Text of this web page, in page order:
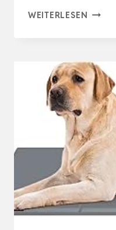
WEITERLESEN
90×56
CM
FÜR
HUNDE,
PADS
FÜR